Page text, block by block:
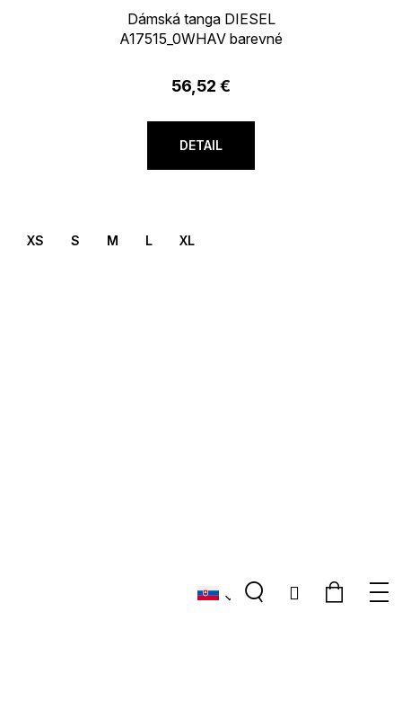
HľadaťPrihlásenie
Dámská tanga DIESEL
A17515_0WHAV barevné
56,52 €
DETAIL
XS S M L XL